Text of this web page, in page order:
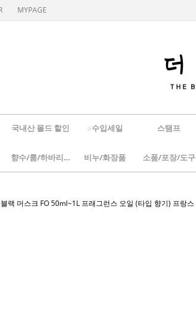
MYPAGE
국내산 몰드 할인 ☆수입세일 스탬프
향수/룸/하바리움 비누/화장품 소품/포장/도구
랙 머스크 FO 50ml~1L 프래그런스 오일 (타입 향기) 프랑스